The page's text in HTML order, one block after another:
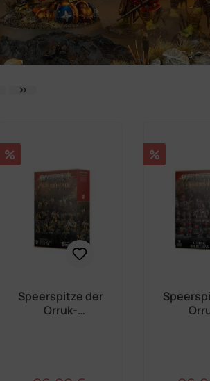
Rabatt
%
Speerspitze der
Orruk-
Rabatt
%